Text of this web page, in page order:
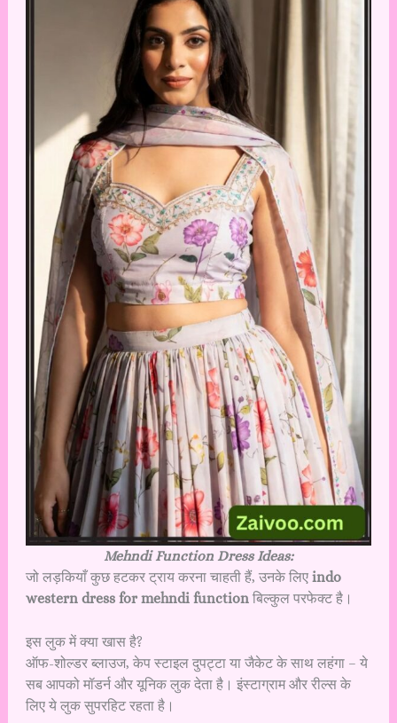
Mehndi Function Dress Ideas:
जो लड़कियाँ कुछ हटकर ट्राय करना चाहती हैं, उनके लिए indo
western dress for mehndi functionबिल्कुल परफेक्ट है।
इस लुक में क्या खास है?
ऑफ-शोल्डर ब्लाउज, केप स्टाइल दुपट्टा या जैकेट के साथ लहंगा – ये
सब आपको मॉडर्न और यूनिक लुक देता है। इंस्टाग्राम और रील्स के
लिए ये लुक सुपरहिट रहता है।